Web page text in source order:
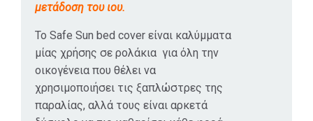
Υπάρχει βέβαια
στην σειρά αυτή
χρήσεως
πλαστικές
μετάδοση του ιου.
Το Safe Sun bed cover είναι καλύμματα
μίας χρήσης σε ρολάκια για όλη την
οικογένεια που θέλει να
χρησιμοποιήσει τις ξαπλώστρες της
παραλίας, αλλά τους είναι αρκετά